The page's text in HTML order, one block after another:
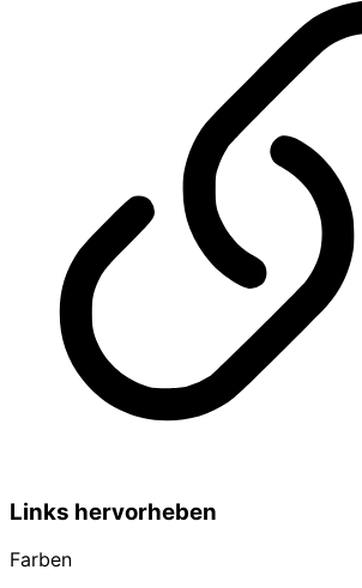
Links hervorheben
Farben